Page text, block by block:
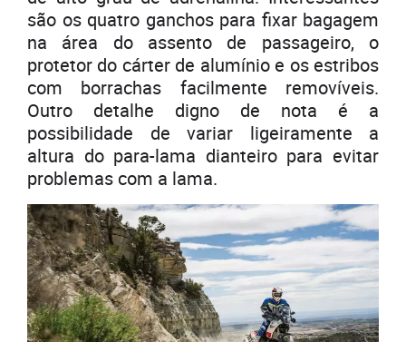
são os quatro ganchos para fixar bagagem
na área do assento de passageiro, o
protetor do cárter de alumínio e os estribos
com borrachas facilmente removíveis.
Outro detalhe digno de nota é a
possibilidade de variar ligeiramente a
altura do para-lama dianteiro para evitar
problemas com a lama.